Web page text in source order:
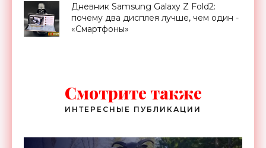
Дневник Samsung Galaxy Z Fold2:
почему два дисплея лучше, чем один -
«Смартфоны»
Смотрите также
ИНТЕРЕСНЫЕ ПУБЛИКАЦИИ